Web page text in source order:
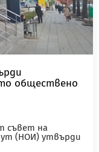
обществено
съвет на
(НОИ) утвърди